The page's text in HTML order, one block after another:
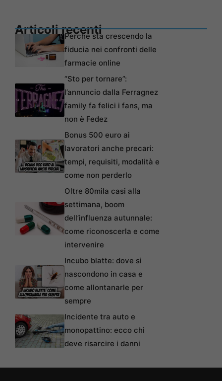
Articoli recentiPerché sta crescendo la
fiducia nei confronti delle
farmacie online
“Sto per tornare”:
l’annuncio dalla Ferragnez
family fa felici i fans, ma
non è Fedez
Bonus 500 euro ai
lavoratori anche precari:
tempi, requisiti, modalità e
come non perderlo
Oltre 80mila casi alla
settimana, boom
dell’influenza autunnale:
come riconoscerla e come
intervenire
Incubo blatte: dove si
nascondono in casa e
come allontanarle per
sempre
Incidente tra auto e
monopattino: ecco chi
deve risarcire i danni